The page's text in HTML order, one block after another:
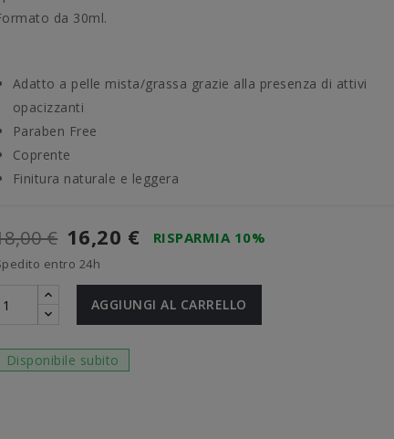
da 30ml.
Adatto a pelle mista/grassa grazie alla presenza di attivi
opacizzanti
Paraben Free
Coprente
Finitura naturale e leggera
€ 16,20 € RISPARMIA 10%
entro 24h
AGGIUNGI AL CARRELLO
Disponibile subito